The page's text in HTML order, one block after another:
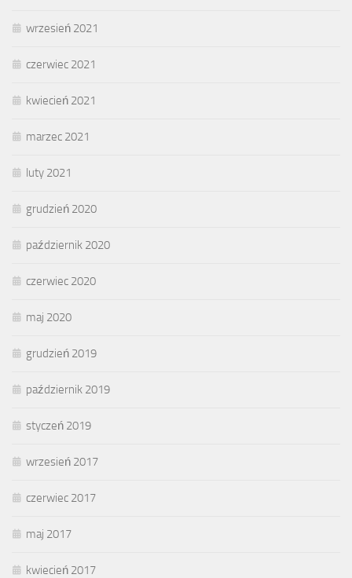
wrzesień 2021
czerwiec 2021
kwiecień 2021
marzec 2021
luty 2021
grudzień 2020
październik 2020
czerwiec 2020
maj 2020
grudzień 2019
październik 2019
styczeń 2019
wrzesień 2017
czerwiec 2017
maj 2017
kwiecień 2017